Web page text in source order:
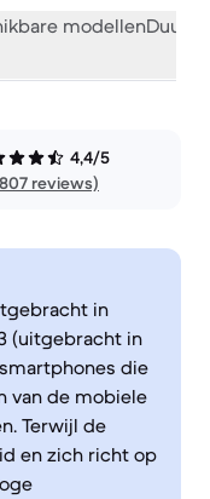
modellen
4,4/5
reviews)
in
(uitgebracht in
die
van de mobiele
Terwijl de
en zich richt op